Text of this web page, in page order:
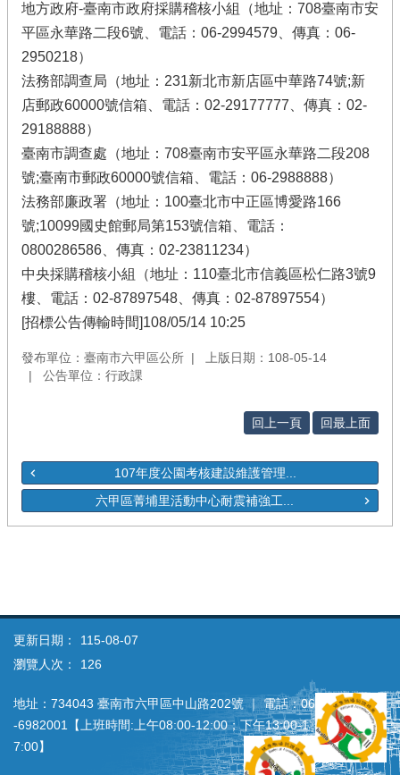
地方政府-臺南市政府採購稽核小組（地址：708臺南市安
平區永華路二段6號、電話：06-2994579、傳真：06-
2950218）
法務部調查局（地址：231新北市新店區中華路74號;新
店郵政60000號信箱、電話：02-29177777、傳真：02-
29188888）
臺南市調查處（地址：708臺南市安平區永華路二段208
號;臺南市郵政60000號信箱、電話：06-2988888）
法務部廉政署（地址：100臺北市中正區博愛路166
號;10099國史館郵局第153號信箱、電話：
0800286586、傳真：02-23811234）
中央採購稽核小組（地址：110臺北市信義區松仁路3號9
樓、電話：02-87897548、傳真：02-87897554）
[招標公告傳輸時間]108/05/14 10:25
發布單位：臺南市六甲區公所
上版日期：108-05-14
公告單位：行政課
回上一頁 回最上面
107年度公園考核建設維護管理...
六甲區菁埔里活動中心耐震補強工...
更新日期：
115-08-07
瀏覽人次：
126
地址：734043 臺南市六甲區中山路202號 ｜ 電話：06
‐6982001【上班時間:上午08:00‐12:00；下午13:00‐1
7:00】